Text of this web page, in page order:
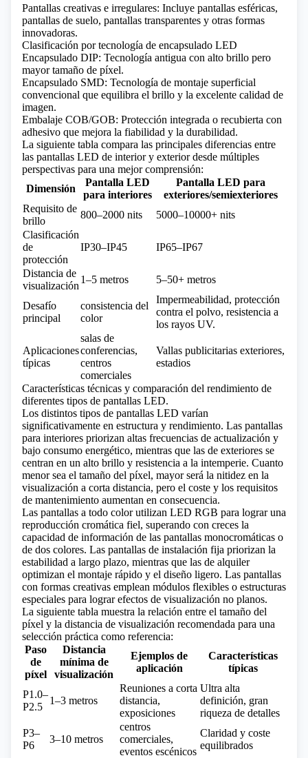
Pantallas creativas e irregulares: Incluye pantallas esféricas,
pantallas de suelo, pantallas transparentes y otras formas
innovadoras.
Clasificación por tecnología de encapsulado LED
Encapsulado DIP: Tecnología antigua con alto brillo pero
mayor tamaño de píxel.
Encapsulado SMD: Tecnología de montaje superficial
convencional que equilibra el brillo y la excelente calidad de
imagen.
Embalaje COB/GOB: Protección integrada o recubierta con
adhesivo que mejora la fiabilidad y la durabilidad.
La siguiente tabla compara las principales diferencias entre
las pantallas LED de interior y exterior desde múltiples
perspectivas para una mejor comprensión:
Dimensión
Pantalla LED
para interiores
Pantalla LED para
exteriores/semiexteriores
Requisito de
brillo
800–2000 nits
5000–10000+ nits
Clasificación
de
protección
IP30–IP45 IP65–IP67
Distancia de
visualización
1–5 metros 5–50+ metros
Desafío
principal
consistencia del
color
Impermeabilidad, protección
contra el polvo, resistencia a
los rayos UV.
Aplicaciones
típicas
salas de
conferencias,
centros
comerciales
Vallas publicitarias exteriores,
estadios
Características técnicas y comparación del rendimiento de
diferentes tipos de pantallas LED.
Los distintos tipos de pantallas LED varían
significativamente en estructura y rendimiento. Las pantallas
para interiores priorizan altas frecuencias de actualización y
bajo consumo energético, mientras que las de exteriores se
centran en un alto brillo y resistencia a la intemperie. Cuanto
menor sea el tamaño del píxel, mayor será la nitidez en la
visualización a corta distancia, pero el coste y los requisitos
de mantenimiento aumentan en consecuencia.
Las pantallas a todo color utilizan LED RGB para lograr una
reproducción cromática fiel, superando con creces la
capacidad de información de las pantallas monocromáticas o
de dos colores. Las pantallas de instalación fija priorizan la
estabilidad a largo plazo, mientras que las de alquiler
optimizan el montaje rápido y el diseño ligero. Las pantallas
con formas creativas emplean módulos flexibles o estructuras
especiales para lograr efectos de visualización no planos.
La siguiente tabla muestra la relación entre el tamaño del
píxel y la distancia de visualización recomendada para una
selección práctica como referencia:
Paso
de
píxel
Distancia
mínima de
visualización
Ejemplos de
aplicación
Características
típicas
P1.0–
P2.5
1–3 metros
Reuniones a corta
distancia,
exposiciones
Ultra alta
definición, gran
riqueza de detalles
P3–
P6
3–10 metros
centros
comerciales,
eventos escénicos
Claridad y coste
equilibrados